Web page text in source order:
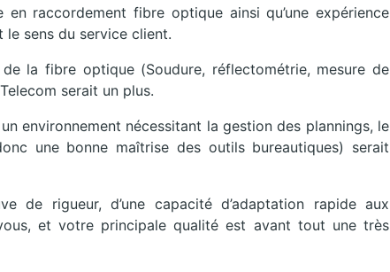
en raccordement fibre optique ainsi qu’une expérience
sens du service client.
la fibre optique (Soudure, réflectométrie, mesure de
serait un plus.
environnement nécessitant la gestion des plannings, le
une bonne maîtrise des outils bureautiques) serait
de rigueur, d’une capacité d’adaptation rapide aux
et votre principale qualité est avant tout une très